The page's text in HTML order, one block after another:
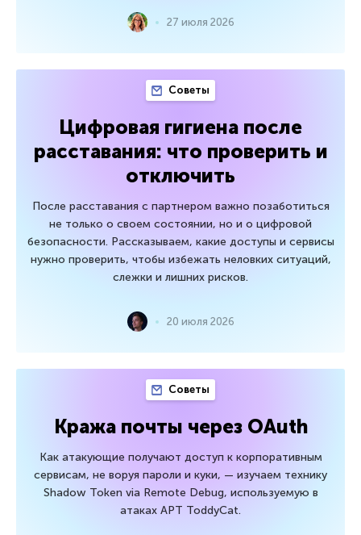
27 июля 2026
Советы
Цифровая гигиена после
расставания: что проверить и
отключить
После расставания с партнером важно позаботиться
не только о своем состоянии, но и о цифровой
безопасности. Рассказываем, какие доступы и сервисы
нужно проверить, чтобы избежать неловких ситуаций,
слежки и лишних рисков.
20 июля 2026
Советы
Кража почты через OAuth
Как атакующие получают доступ к корпоративным
сервисам, не воруя пароли и куки, — изучаем технику
Shadow Token via Remote Debug, используемую в
атаках APT ToddyCat.